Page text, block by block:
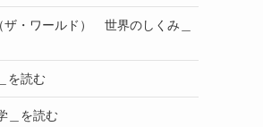
ザ・ワールド） 世界のしくみ＿
を読む
＿を読む